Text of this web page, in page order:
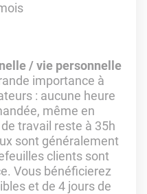
/ vie personnelle
importance à
: aucune heure
même en
travail reste à 35h
sont généralement
clients sont
Vous bénéficierez
et de 4 jours de